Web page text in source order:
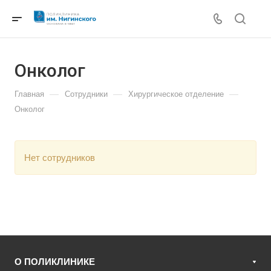
Онколог
Главная — Сотрудники — Хирургическое отделение —
Онколог
Нет сотрудников
О ПОЛИКЛИНИКЕ